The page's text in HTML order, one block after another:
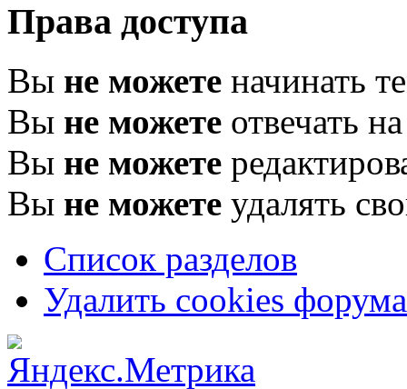
Права доступа
Вы не можете начинать
Вы не можете отвечать
Вы не можете
Вы не можете удалять
Список разделов
Удалить cookies форума